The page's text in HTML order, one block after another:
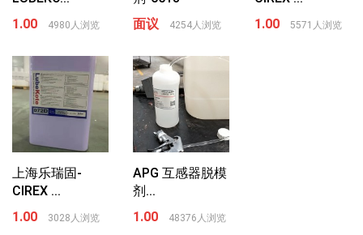
1.00
4980人浏览
面议
4254人浏览
1.00
5571人浏览
上海乐瑞固-
CIREX ...
1.00
3028人浏览
APG 互感器脱模
剂...
1.00
48376人浏览